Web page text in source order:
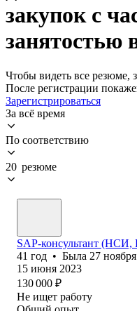
закупок с
занятостью
Чтобы видеть все резюме,
После регистрации
Зарегистрироваться
За всё время
По соответствию
20 резюме
SAP-консультант (НСИ,
41 год • Была 27
15 июня 2023
130 000 ₽
Не ищет работу